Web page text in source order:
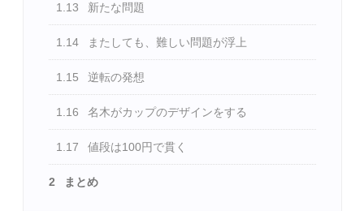
1.13 新たな問題
1.14 またしても、難しい問題が浮上
1.15 逆転の発想
1.16 名木がカップのデザインをする
1.17 値段は100円で貫く
2 まとめ